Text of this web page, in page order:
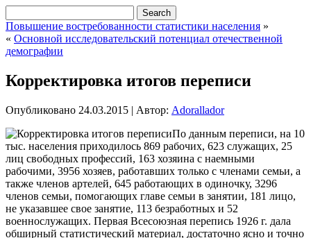
Повышение востребованности статистики населения »
« Основной исследовательский потенциал отечественной
демографии
Корректировка итогов переписи
Опубликовано 24.03.2015 | Автор: Adorallador
По данным переписи, на 10
тыс. населения приходилось 869 рабочих, 623 служащих, 25
лиц свободных профессий, 163 хозяина с наемными
рабочими, 3956 хозяев, работавших только с членами семьи, а
также членов артелей, 645 работающих в одиночку, 3296
членов семьи, помогающих главе семьи в занятии, 181 лицо,
не указавшее свое занятие, 113 безработных и 52
военнослужащих. Первая Всесоюзная перепись 1926 г. дала
обширный статистический материал, достаточно ясно и точно